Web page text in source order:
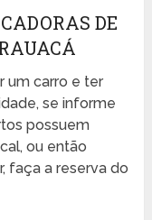
DE
um carro e ter
se informe
possuem
ou então
faça a reserva do